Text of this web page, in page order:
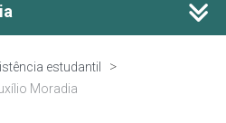
moradia
estudantil
Moradia